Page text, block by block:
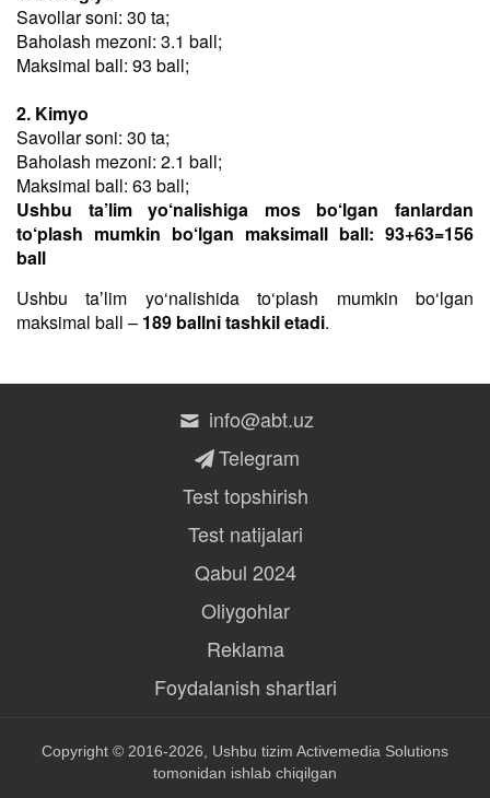
Savollar soni: 30 ta;
Baholash mezoni: 3.1 ball;
Maksimal ball: 93 ball;
2. Kimyo
Savollar soni: 30 ta;
Baholash mezoni: 2.1 ball;
Maksimal ball: 63 ball;
Ushbu ta’lim yo‘nalishiga mos bo‘lgan fanlardan
to‘plash mumkin bo‘lgan maksimall ball: 93+63=156
ball
Ushbu taʼlim yo‘nalishida to‘plash mumkin bo‘lgan
maksimal ball – 189 ballni tashkil etadi.
info@abt.uz
Telegram
Test topshirish
Test natijalari
Qabul 2024
Oliygohlar
Reklama
Foydalanish shartlari
Copyright © 2016-2026, Ushbu tizim Activemedia Solutions
tomonidan ishlab chiqilgan